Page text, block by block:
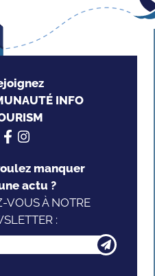
INFO
manquer
actu ?
VOUS À NOTRE
: